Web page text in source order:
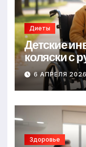
Диеты
Детские
коляски с
6 АПРЕЛЯ 2026
Здоровье